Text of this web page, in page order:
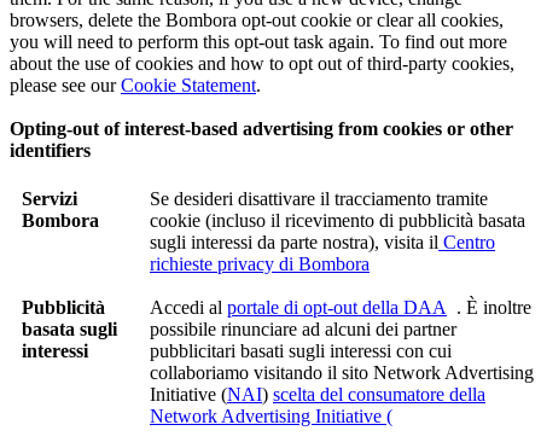
browsers, delete the Bombora opt-out cookie or clear all cookies,
you will need to perform this opt-out task again. To find out more
about the use of cookies and how to opt out of third-party cookies,
please see ourCookie Statement.
Opting-out of interest-based advertising from cookies or other
identifiers
Servizi
Bombora
Se desideri disattivare il tracciamento tramite
cookie (incluso il ricevimento di pubblicità basata
sugli interessi da parte nostra), visita il Centro
richieste privacy di Bombora
Pubblicità
basata sugli
interessi
Accedi al portale di opt-out della DAA
. È inoltre
possibile rinunciare ad alcuni dei partner
pubblicitari basati sugli interessi con cui
collaboriamo visitando il sito Network Advertising
Initiative (NAI) scelta del consumatore della
Network Advertising Initiative (